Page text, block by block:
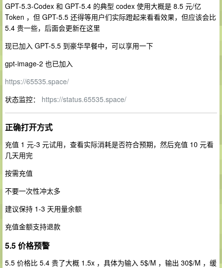
GPT-5.3-Codex 和 GPT-5.4 的典型 codex 使用大概是 8.5 元/亿
Token ，但 GPT-5.5 还得等用户们实际蹬起来看看效果，但应该会比
5.4 贵一些，后面会更新在这里
现已加入 GPT-5.5 到豪华早餐中，可以享用一下
gpt-image-2 也已加入
https://65535.space/
状态监控： https://status.65535.space/
正确打开方式
充值 1 元-3 元试用，查看实际消耗是否符合预期，然后充值 10 元看
几天用完
按需充值
不要一次性冲太多
建议保持 1-3 天用量余额
充值金额支持退款
5.5 价格预警
5.5 价格比 5.4 贵了大概 1.5x ，具体为输入 5$/M ，输出 30$/M ，缓